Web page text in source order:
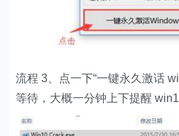
流程 3、点一下“一键永久激话
等待，大概一分钟上下提醒